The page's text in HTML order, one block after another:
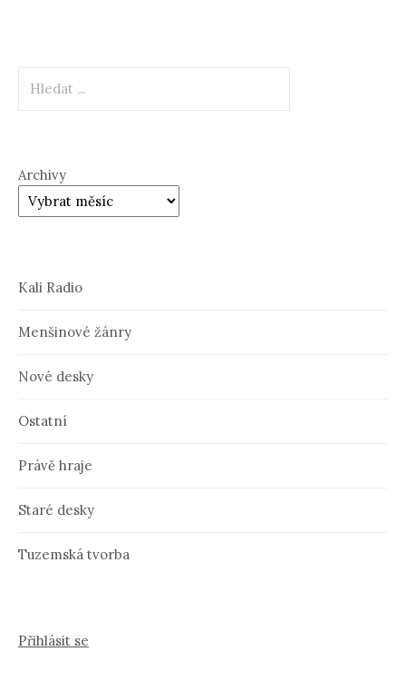
Archivy
Kali Radio
Menšinové žánry
Nové desky
Ostatní
Právě hraje
Staré desky
Tuzemská tvorba
Přihlásit se